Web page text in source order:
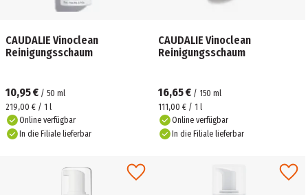
CAUDALIE Vinoclean
Reinigungsschaum
10,95 € / 50 ml
219,00 € / 1 l
Online verfügbar
In die Filiale lieferbar
CAUDALIE Vinoclean
Reinigungsschaum
16,65 € / 150 ml
111,00 € / 1 l
Online verfügbar
In die Filiale lieferbar